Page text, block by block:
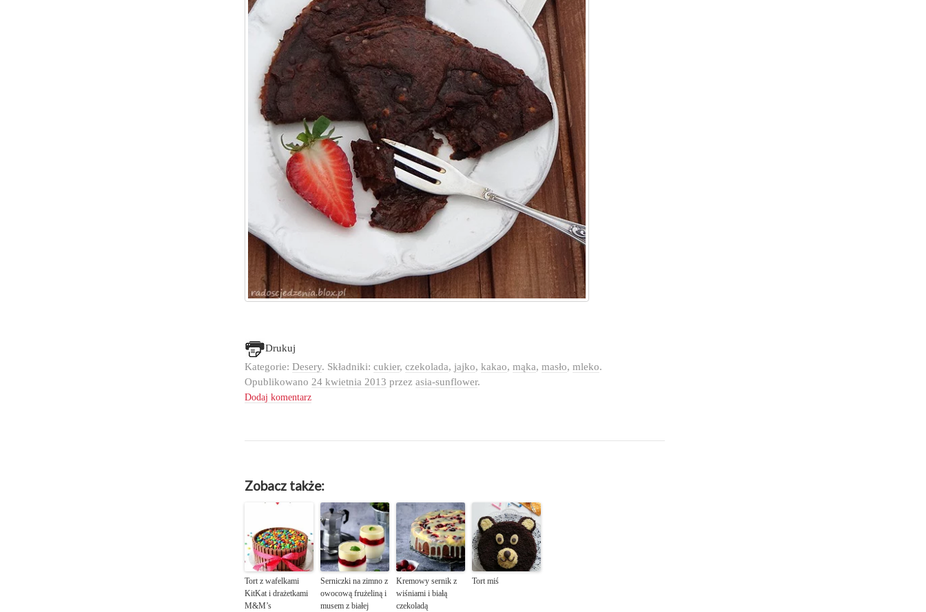
Drukuj
Kategorie:Desery. Składniki:cukier,czekolada, jajko,kakao,mąka,masło,mleko.
Opublikowano 24 kwietnia 2013 przezasia-sunflower.
Dodaj komentarz
Zobacz także:
Tort z wafelkami
KitKat i drażetkami
M&M’s
Serniczki na zimno z
owocową frużeliną i
musem z białej
Kremowy sernik z
wiśniami i białą
czekoladą
Tort miś